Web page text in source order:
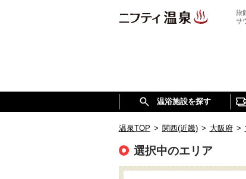
旅
サ
温浴施設を探す
温泉TOP > 関西(近畿) > 大阪府 >
選択中のエリア